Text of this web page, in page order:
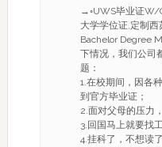
→◦UWS毕业证W/
大学学位证,定制
Bachelor Degree
下情况，我们公司
题：
1.在校期间，因各
到官方毕业证；
2.面对父母的压力
3.回国马上就要找
4.挂科了，不想读